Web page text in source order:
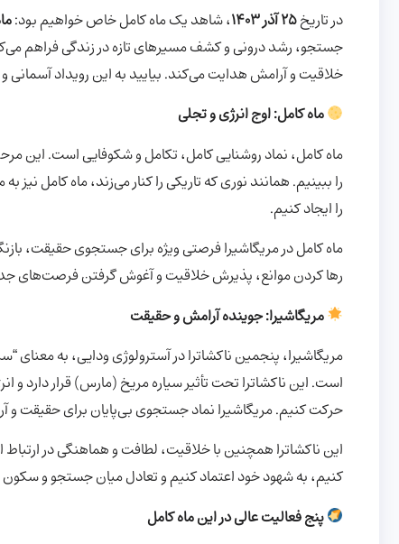
در تاریخ۲۵ آذر ۱۴۰۳ ، شاهد یک ماه کامل خاص خواهیم بود:
جستجو، رشد درونی و کشف مسیرهای تازه در زندگی فراهم
خلاقیت و آرامش هدایت می‌کند. بیایید به این رویداد آسمانی و
ماه کامل: اوج انرژی و تجلی
ماه کامل، نماد روشنایی کامل، تکامل و شکوفایی است. این
را ببینیم. همانند نوری که تاریکی را کنار می‌زند، ماه کامل
را ایجاد کنیم.
ماه کامل در مریگاشیرا فرصتی ویژه برای جستجوی حقیقت،
رها کردن موانع، پذیرش خلاقیت و آغوش گرفتن فرصت‌های
مریگاشیرا: جوینده آرامش و حقیقت
مریگاشیرا، پنجمین ناکشاترا در آسترولوژی ودایی، به
است. این ناکشاترا تحت تأثیر سیاره مریخ (مارس) قرار دارد
حرکت کنیم. مریگاشیرا نماد جستجوی بی‌پایان برای حقیقت
این ناکشاترا همچنین با خلاقیت، لطافت و هماهنگی در
کنیم، به شهود خود اعتماد کنیم و تعادل میان جستجو و سکون
پنج فعالیت عالی در این ماه کامل